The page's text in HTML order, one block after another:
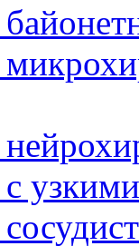
узкими